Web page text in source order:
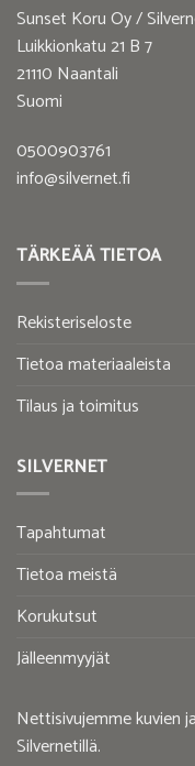
Sunset Koru Oy /
Luikkionkatu 21 B 7
21110 Naantali
Suomi
0500903761
info@silvernet.fi
TÄRKEÄÄ TIETOA
Rekisteriseloste
Tietoa materiaaleista
Tilaus ja toimitus
SILVERNET
Tapahtumat
Tietoa meistä
Korukutsut
Jälleenmyyjät
Nettisivujemme kuvien
Silvernetillä.